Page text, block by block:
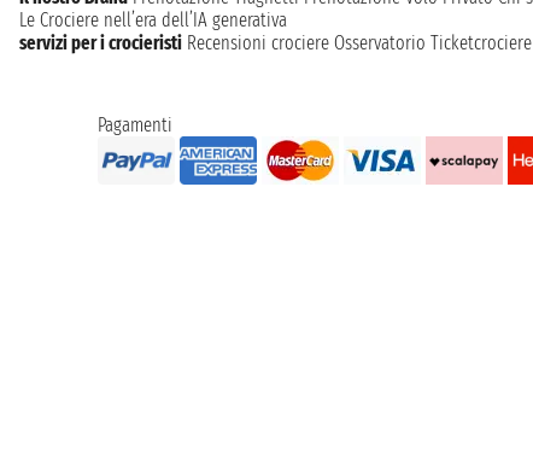
Le Crociere nell’era dell’IA generativa
servizi per i crocieristi Recensioni crociere Osservatorio Ticketcrociere
Pagamenti